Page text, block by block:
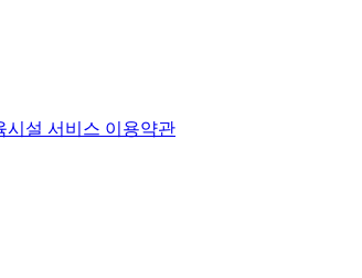
시설 서비스 이용약관